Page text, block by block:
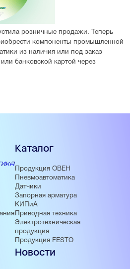
розничные продажи. Теперь
компоненты промышленной
из наличия или под заказ
банковской картой через
Каталог
Продукция ОВЕН
Пневмоавтоматика
Датчики
Запорная арматура
КИПиА
Приводная техника
Электротехническая
продукция
Продукция FESTO
Новости